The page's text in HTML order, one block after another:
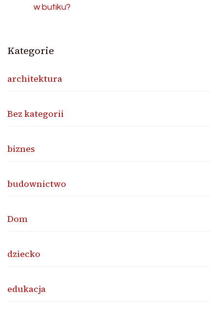
w butiku?
Kategorie
architektura
Bez kategorii
biznes
budownictwo
Dom
dziecko
edukacja